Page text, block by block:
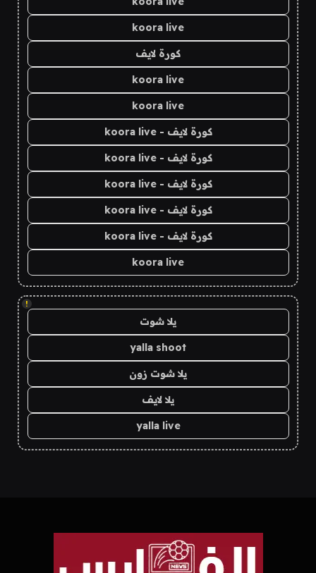
koora live
كورة لايف
koora live
koora live
كورة لايف - koora live
كورة لايف - koora live
كورة لايف - koora live
كورة لايف - koora live
كورة لايف - koora live
koora live
!
يلا شوت
yalla shoot
يلا شوت زون
يلا لايف
yalla live